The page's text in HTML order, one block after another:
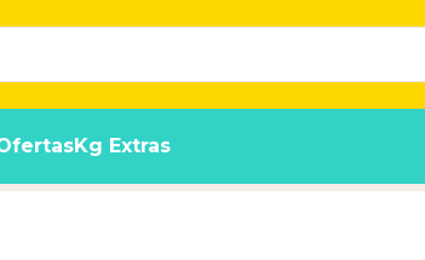
Kg Extras
y Grandes X 100 gr. Pack x 12 Unidades